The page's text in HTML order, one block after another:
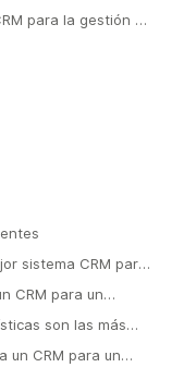
para la gestión de
sistema CRM para
CRM para un
de entre 20 y 50
son las más
la gestión de
un CRM para un